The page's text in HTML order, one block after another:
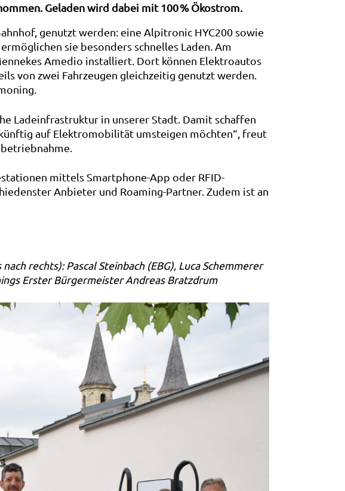
Geladen wird dabei mit 100% Ökostrom.
genutzt werden: eine Alpitronic HYC200 sowie
sie besonders schnelles Laden. Am
Amedio installiert. Dort können Elektroautos
von zwei Fahrzeugen gleichzeitig genutzt werden.
Ladeinfrastruktur in unserer Stadt. Damit schaffen
auf Elektromobilität umsteigen möchten“, freut
mittels Smartphone-App oder RFID-
Anbieter und Roaming-Partner. Zudem ist an
rechts): Pascal Steinbach (EBG), Luca Schemmerer
Erster Bürgermeister Andreas Bratzdrum